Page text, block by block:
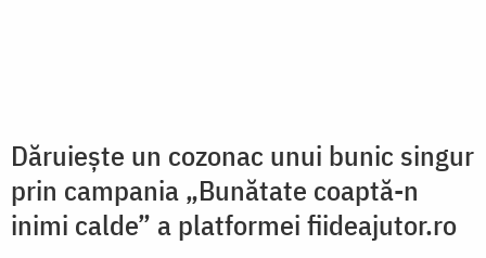
Curge prin țevi aur curat – Fântâna
satului Mkombe